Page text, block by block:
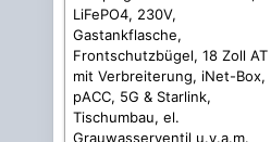
LiFePO4, 230V,
Gastankflasche,
Frontschutzbügel, 18 Zoll AT
mit Verbreiterung, iNet-Box,
pACC, 5G & Starlink,
Tischumbau, el.
Grauwasserventil u.v.a.m.